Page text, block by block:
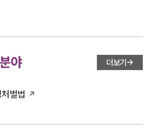
야 더보기
벌법